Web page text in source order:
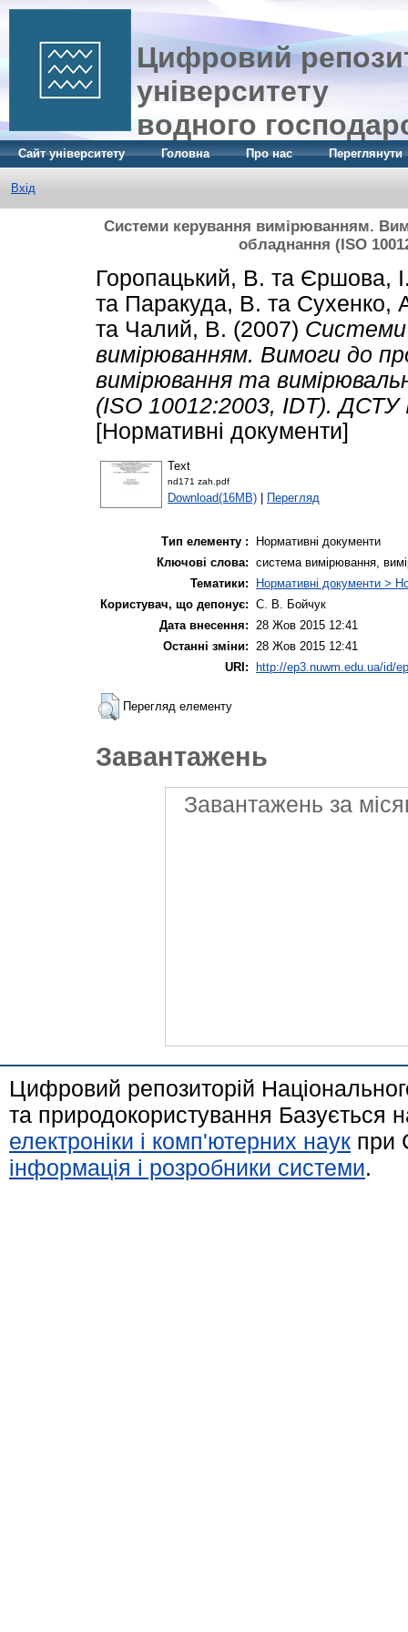
Цифровий
університету
водного
Сайт університету Головна Про нас Переглянути
Вхід
Системи керування вимірюванням.
обладнання (ISO
Горопацький, В. та Єршова,
та Паракуда, В. та Сухенко,
та Чалий, В. (2007) Системи
вимірюванням. Вимоги до
вимірювання та
(ISO 10012:2003, IDT). ДСТУ
[Нормативні документи]
Text
nd171 zah.pdf
Download(16MB) | Перегляд
Тип елементу :
Нормативні документи
Ключові слова: система вимірювання,
Тематики:
Нормативні документи >
Користувач, що депонує: С. В. Бойчук
Дата внесення: 28 Жов 2015 12:41
Останні зміни: 28 Жов 2015 12:41
URI:
http://ep3.nuwm.edu.ua/id/
Перегляд елементу
Завантажень
Завантажень за
Цифровий репозиторій
та природокористування Базується
електроніки і комп'ютерних наук при
інформація і розробники системи.